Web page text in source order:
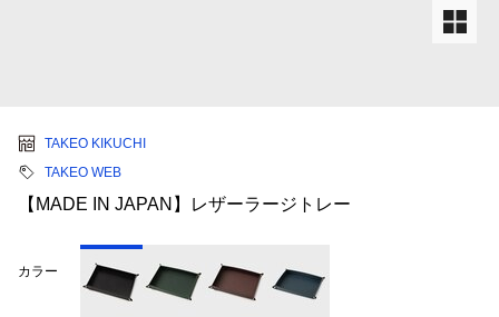
TAKEO KIKUCHI
TAKEO WEB
【MADE IN JAPAN】レザーラージトレー
カラー